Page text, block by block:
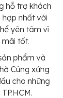
hỗ trợ khách
hợp nhất với
yên tâm vì
mãi tốt.
phẩm và
Cúng xứng
cho những